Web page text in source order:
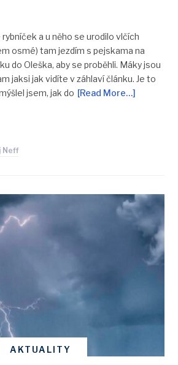
a u něho se urodilo vlčích
osmé) tam jezdím s pejskama na
do Oleška, aby se proběhli. Máky jsou
jaksi jak vidíte v záhlaví článku. Je to
jsem, jak do [Read More…]
Neff
AKTUALITY